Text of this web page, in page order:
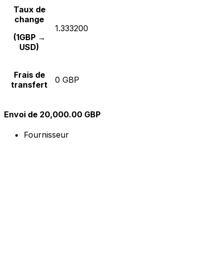
Taux de
change
(1GBP →
USD)
1.333200
Frais de
transfert
0 GBP
Envoi de 20,000.00 GBP
Fournisseur